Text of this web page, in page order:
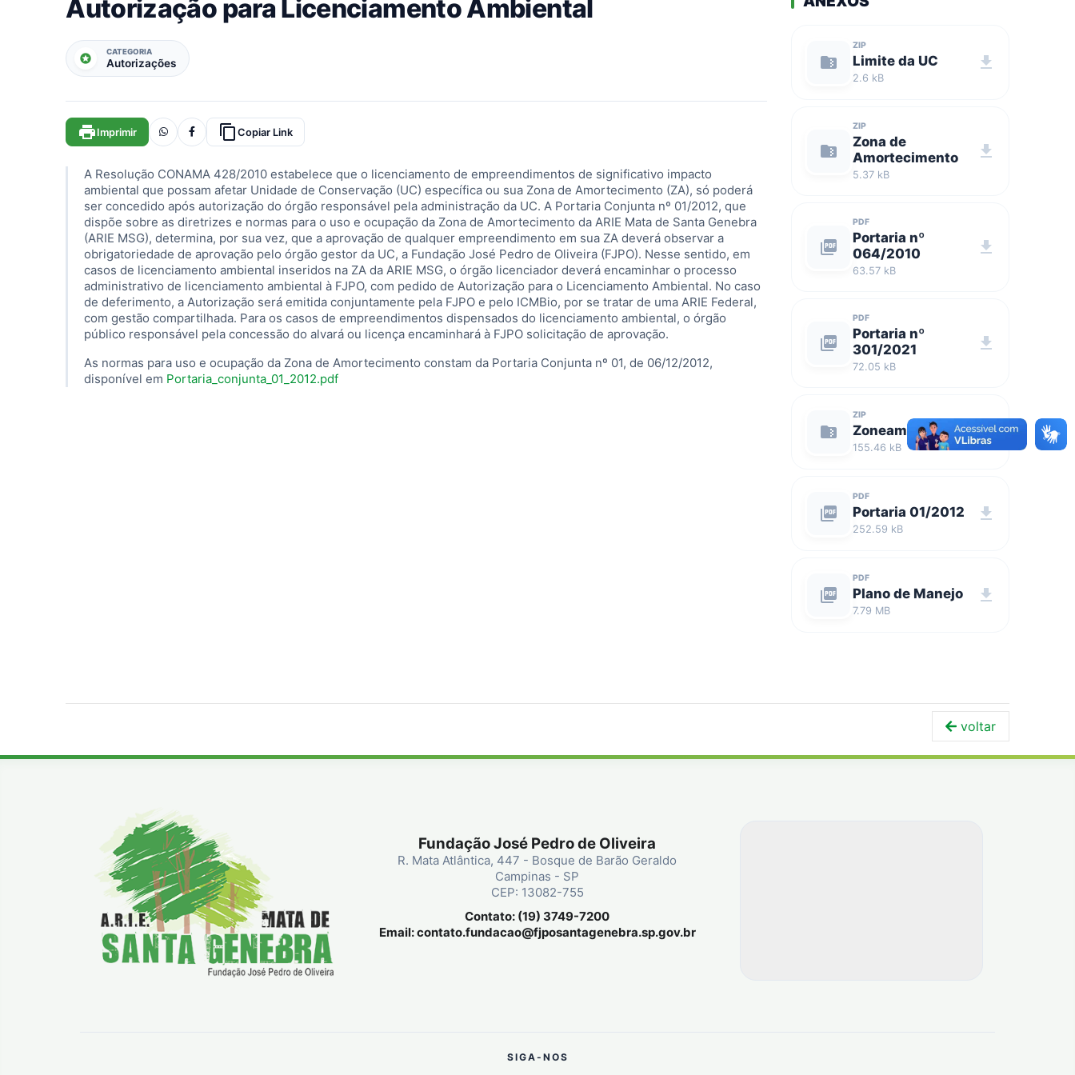
Autorização para Licenciamento Ambiental
stars
CATEGORIA
Autorizações
print Imprimir content_copyCopiar Link
A Resolução CONAMA 428/2010 estabelece que o licenciamento de empreendimentos de significativo impacto
ambiental que possam afetar Unidade de Conservação (UC) específica ou sua Zona de Amortecimento (ZA), só poderá
ser concedido após autorização do órgão responsável pela administração da UC. A Portaria Conjunta nº 01/2012, que
dispõe sobre as diretrizes e normas para o uso e ocupação da Zona de Amortecimento da ARIE Mata de Santa Genebra
(ARIE MSG), determina, por sua vez, que a aprovação de qualquer empreendimento em sua ZA deverá observar a
obrigatoriedade de aprovação pelo órgão gestor da UC, a Fundação José Pedro de Oliveira (FJPO). Nesse sentido, em
casos de licenciamento ambiental inseridos na ZA da ARIE MSG, o órgão licenciador deverá encaminhar o processo
administrativo de licenciamento ambiental à FJPO, com pedido de Autorização para o Licenciamento Ambiental. No caso
de deferimento, a Autorização será emitida conjuntamente pela FJPO e pelo ICMBio, por se tratar de uma ARIE Federal,
com gestão compartilhada. Para os casos de empreendimentos dispensados do licenciamento ambiental, o órgão
público responsável pela concessão do alvará ou licença encaminhará à FJPO solicitação de aprovação.
As normas para uso e ocupação da Zona de Amortecimento constam da Portaria Conjunta nº 01, de 06/12/2012,
disponível em Portaria_conjunta_01_2012.pdf
folder_zip
ZIP
Limite da UC
2.6 kB
download
folder_zip
ZIP
Zona de
Amortecimento
5.37 kB
download
picture_as_pdf
PDF
Portaria nº
064/2010
63.57 kB
download
picture_as_pdf
PDF
Portaria nº
301/2021
72.05 kB
download
folder_zip
ZIP
Zoneamento
155.46 kB
download
picture_as_pdf
PDF
Portaria 01/2012
252.59 kB
download
picture_as_pdf
PDF
Plano de Manejo
7.79 MB
download
voltar
Fundação José Pedro de Oliveira
R. Mata Atlântica, 447 - Bosque de Barão Geraldo
Campinas - SP
CEP: 13082-755
Contato: (19) 3749-7200
Email:contato.fundacao@fjposantagenebra.sp.gov.br
SIGA-NOS